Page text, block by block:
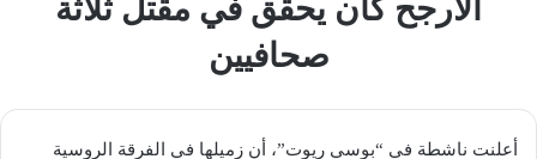
الأرجح كان يحقق في مقتل ثلاثة
صحافيين
أعلنت ناشطة في “بوسي ريوت”، أن زميلها في الفرقة الروسية